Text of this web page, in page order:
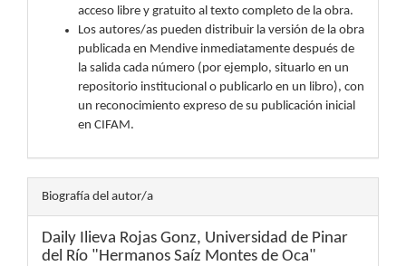
acceso libre y gratuito al texto completo de la obra.
Los autores/as pueden distribuir la versión de la obra
publicada en Mendive inmediatamente después de
la salida cada número (por ejemplo, situarlo en un
repositorio institucional o publicarlo en un libro), con
un reconocimiento expreso de su publicación inicial
en CIFAM.
Biografía del autor/a
Daily Ilieva Rojas Gonz, Universidad de Pinar
del Río "Hermanos Saíz Montes de Oca"